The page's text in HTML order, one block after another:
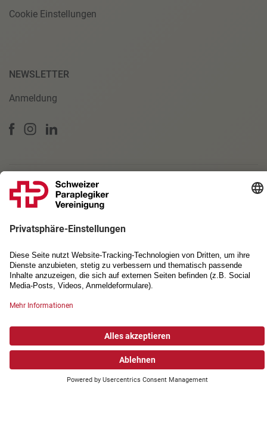
Cookie Einstellungen
NEWSLETTER
Anmeldung
PARTNERSCHAFTEN